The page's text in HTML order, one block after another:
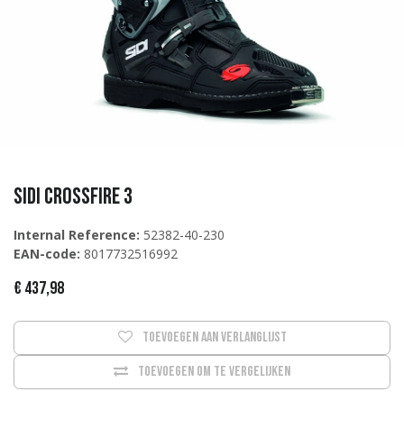
Sidi Crossfire 3
Internal Reference: 52382-40-230
EAN-code: 8017732516992
€ 437,98
Toevoegen om te vergelijken
Toevoegen aan verlanglijst